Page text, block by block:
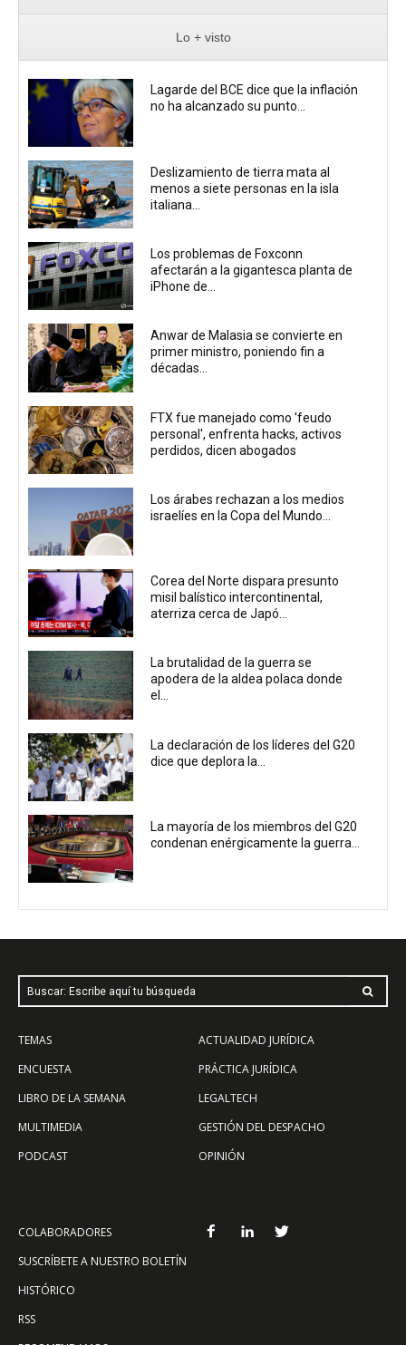
Lo + visto
Lagarde del BCE dice que la inflación
no ha alcanzado su punto...
Deslizamiento de tierra mata al
menos a siete personas en la isla
italiana...
Los problemas de Foxconn
afectarán a la gigantesca planta de
iPhone de...
Anwar de Malasia se convierte en
primer ministro, poniendo fin a
décadas...
FTX fue manejado como 'feudo
personal', enfrenta hacks, activos
perdidos, dicen abogados
Los árabes rechazan a los medios
israelíes en la Copa del Mundo...
Corea del Norte dispara presunto
misil balístico intercontinental,
aterriza cerca de Japó...
La brutalidad de la guerra se
apodera de la aldea polaca donde
el...
La declaración de los líderes del G20
dice que deplora la...
La mayoría de los miembros del G20
condenan enérgicamente la guerra...
Buscar: Escribe aquí tu búsqueda
TEMAS
ENCUESTA
LIBRO DE LA SEMANA
MULTIMEDIA
PODCAST
ACTUALIDAD JURÍDICA
PRÁCTICA JURÍDICA
LEGALTECH
GESTIÓN DEL DESPACHO
OPINIÓN
COLABORADORES
SUSCRÍBETE A NUESTRO BOLETÍN
HISTÓRICO
RSS